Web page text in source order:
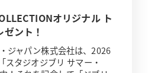
オリジナル ト
ント！
ジャパン株式会社は、2026
スタジオジブリ サマー・